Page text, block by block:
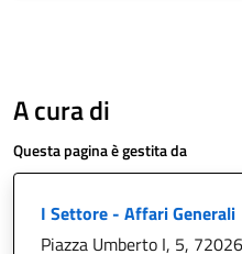
A cura di
Questa pagina è gestita da
I Settore - Affari Generali
Piazza Umberto I, 5,